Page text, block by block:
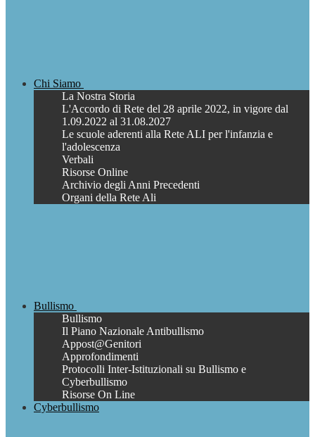
Chi Siamo
La Nostra Storia
L'Accordo di Rete del 28 aprile 2022, in vigore dal
1.09.2022 al 31.08.2027
Le scuole aderenti alla Rete ALI per l'infanzia e
l'adolescenza
Verbali
Risorse Online
Archivio degli Anni Precedenti
Organi della Rete Ali
Bullismo
Bullismo
Il Piano Nazionale Antibullismo
Appost@Genitori
Approfondimenti
Protocolli Inter-Istituzionali su Bullismo e
Cyberbullismo
Risorse On Line
Cyberbullismo